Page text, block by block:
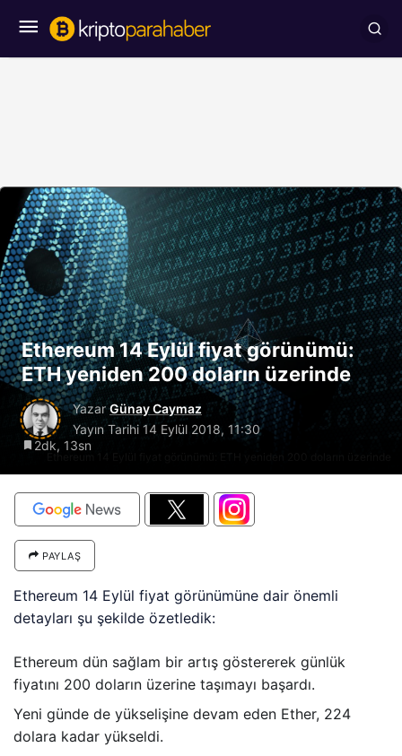
Ethereum 14 Eylül fiyat görünümü: ETH yeniden 200 doların üzerinde
Ethereum 14 Eylül fiyat görünümü:
ETH yeniden 200 doların üzerinde
YazarGünay Caymaz
Yayın Tarihi 14 Eylül 2018, 11:30
2dk, 13sn
PAYLAŞ
Ethereum 14 Eylül fiyat görünümüne dair önemli
detayları şu şekilde özetledik:
Ethereum dün sağlam bir artış göstererek günlük
fiyatını 200 doların üzerine taşımayı başardı.
Yeni günde de yükselişine devam eden Ether, 224
dolara kadar yükseldi.